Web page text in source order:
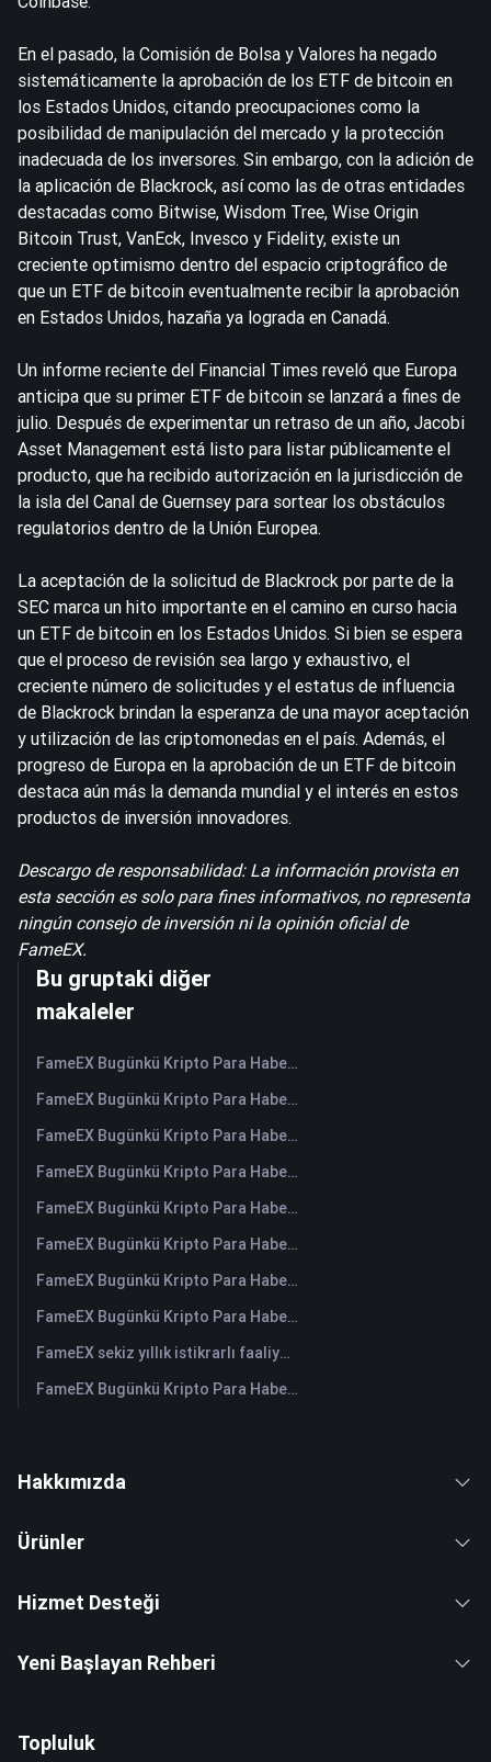
En el pasado, la Comisión de Bolsa y Valores ha negado
sistemáticamente la aprobación de los ETF de bitcoin en
los Estados Unidos, citando preocupaciones como la
posibilidad de manipulación del mercado y la protección
inadecuada de los inversores. Sin embargo, con la adición de
la aplicación de Blackrock, así como las de otras entidades
destacadas como Bitwise, Wisdom Tree, Wise Origin
Bitcoin Trust, VanEck, Invesco y Fidelity, existe un
creciente optimismo dentro del espacio criptográfico de
que un ETF de bitcoin eventualmente recibir la aprobación
en Estados Unidos, hazaña ya lograda en Canadá.
Un informe reciente del Financial Times reveló que Europa
anticipa que su primer ETF de bitcoin se lanzará a fines de
julio. Después de experimentar un retraso de un año, Jacobi
Asset Management está listo para listar públicamente el
producto, que ha recibido autorización en la jurisdicción de
la isla del Canal de Guernsey para sortear los obstáculos
regulatorios dentro de la Unión Europea.
La aceptación de la solicitud de Blackrock por parte de la
SEC marca un hito importante en el camino en curso hacia
un ETF de bitcoin en los Estados Unidos. Si bien se espera
que el proceso de revisión sea largo y exhaustivo, el
creciente número de solicitudes y el estatus de influencia
de Blackrock brindan la esperanza de una mayor aceptación
y utilización de las criptomonedas en el país. Además, el
progreso de Europa en la aprobación de un ETF de bitcoin
destaca aún más la demanda mundial y el interés en estos
productos de inversión innovadores.
Descargo de responsabilidad: La información provista en
esta sección es solo para fines informativos, no representa
ningún consejo de inversión ni la opinión oficial de
FameEX.
Bu gruptaki diğer
makaleler
FameEX Bugünkü Kripto Para Haberleri Özeti | 7 Ağustos 2026
FameEX Bugünkü Kripto Para Haberleri Özeti | 6 Ağustos 2026
FameEX Bugünkü Kripto Para Haberleri Özeti | 5 Ağustos 2026
FameEX Bugünkü Kripto Para Haberleri Özeti | 4 Ağustos 2026
FameEX Bugünkü Kripto Para Haberleri Özeti | 3 Ağustos 2026
FameEX Bugünkü Kripto Para Haberleri Özeti | 31 Temmuz 2026
FameEX Bugünkü Kripto Para Haberleri Özeti | 30 Temmuz 2026
FameEX Bugünkü Kripto Para Haberleri Özeti | 29 Temmuz 2026
FameEX sekiz yıllık istikrarlı faaliyetleri ve küresel büyümesiyle kullanıcı güvenini güçlendiriyor
FameEX Bugünkü Kripto Para Haberleri Özeti | 28 Temmuz 2026
Hakkımızda
Ürünler
Hizmet Desteği
Yeni Başlayan Rehberi
Topluluk